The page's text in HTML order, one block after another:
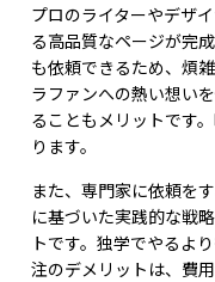
プロのライターやデザ
る高品質なページが完
も依頼できるため、煩
ラファンへの熱い想い
ることもメリットです
ります。
また、専門家に依頼を
に基づいた実践的な戦
トです。独学でやるよ
注のデメリットは、費